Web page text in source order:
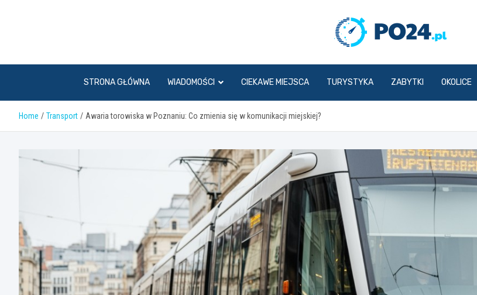
STRONA GŁÓWNA WIADOMOŚCI CIEKAWE MIEJSCA TURYSTYKA ZABYTKI OKOLICE
Home Transport Awaria torowiska w Poznaniu: Co zmienia się w komunikacji miejskiej?